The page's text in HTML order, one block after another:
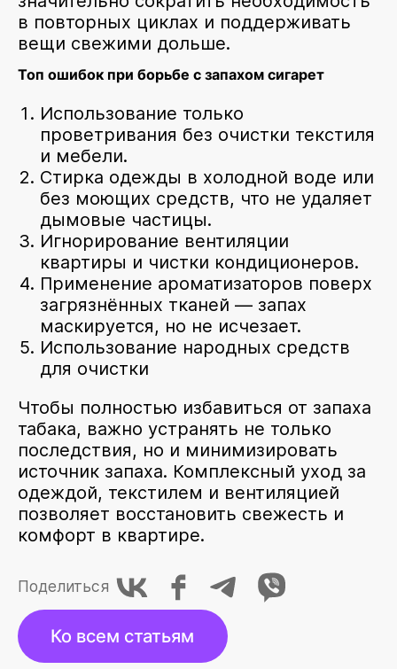
в повторных циклах и поддерживать
вещи свежими дольше.
Топ ошибок при борьбе с запахом сигарет
Использование только
проветривания без очистки текстиля
и мебели.
Стирка одежды в холодной воде или
без моющих средств, что не удаляет
дымовые частицы.
Игнорирование вентиляции
квартиры и чистки кондиционеров.
Применение ароматизаторов поверх
загрязнённых тканей — запах
маскируется, но не исчезает.
Использование народных средств
для очистки
Чтобы полностью избавиться от запаха
табака, важно устранять не только
последствия, но и минимизировать
источник запаха. Комплексный уход за
одеждой, текстилем и вентиляцией
позволяет восстановить свежесть и
комфорт в квартире.
Ко всем статьям
Поделиться